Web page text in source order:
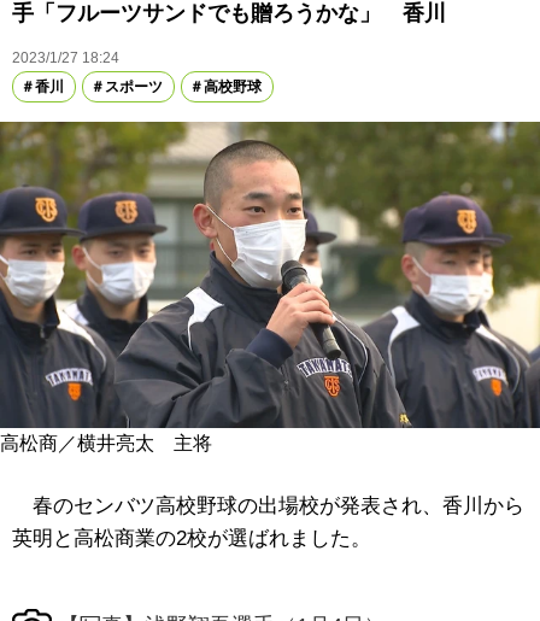
手「フルーツサンドでも贈ろうかな」 香川
2023/1/27 18:24
香川
スポーツ 高校野球
高松商／横井亮太 主将
春のセンバツ高校野球の出場校が発表され、香川から
英明と高松商業の2校が選ばれました。